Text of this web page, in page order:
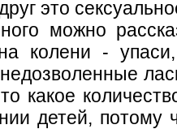
это
можно
колени -
какое
детей, потому